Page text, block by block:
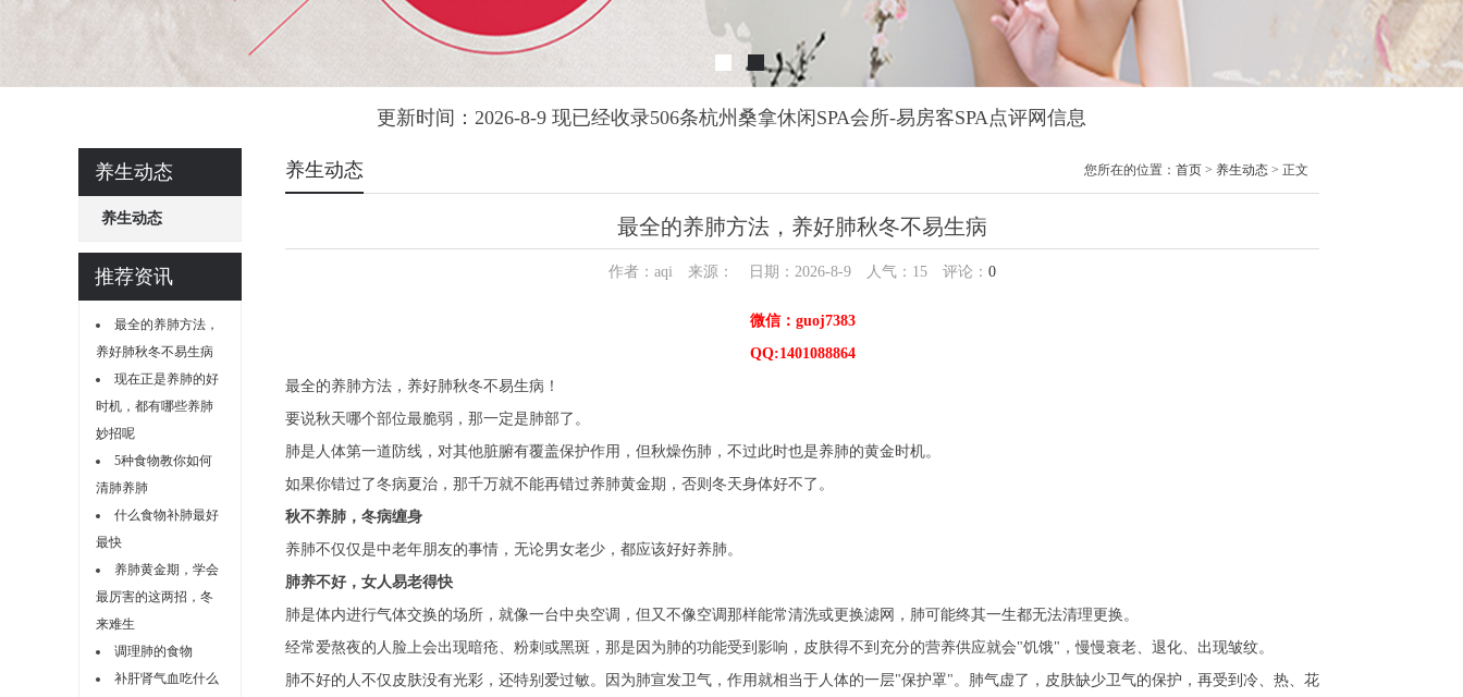
更新时间：2026-8-9 现已经收录506条杭州桑拿休闲SPA会所-易房客SPA点评网信息
养生动态
养生动态
推荐资讯
最全的养肺方法，
养好肺秋冬不易生病
现在正是养肺的好
时机，都有哪些养肺
妙招呢
5种食物教你如何
清肺养肺
什么食物补肺最好
最快
养肺黄金期，学会
最厉害的这两招，冬
来难生
调理肺的食物
补肝肾气血吃什么
养生动态 您所在的位置： 首页 > 养生动态 > 正文
最全的养肺方法，养好肺秋冬不易生病
作者：aqi 来源： 日期：2026-8-9 人气： 15 评论： 0
微信：guoj7383
QQ:1401088864
最全的养肺方法，养好肺秋冬不易生病！
要说秋天哪个部位最脆弱，那一定是肺部了。
肺是人体第一道防线，对其他脏腑有覆盖保护作用，但秋燥伤肺，不过此时也是养肺的黄金时机。
如果你错过了冬病夏治，那千万就不能再错过养肺黄金期，否则冬天身体好不了。
秋不养肺，冬病缠身
养肺不仅仅是中老年朋友的事情，无论男女老少，都应该好好养肺。
肺养不好，女人易老得快
肺是体内进行气体交换的场所，就像一台中央空调，但又不像空调那样能常清洗或更换滤网，肺可能终其一生都无法清理更换。
经常爱熬夜的人脸上会出现暗疮、粉刺或黑斑，那是因为肺的功能受到影响，皮肤得不到充分的营养供应就会"饥饿"，慢慢衰老、退化、出现皱纹。
肺不好的人不仅皮肤没有光彩，还特别爱过敏。因为肺宣发卫气，作用就相当于人体的一层"保护罩"。肺气虚了，皮肤缺少卫气的保护，再受到冷、热、花